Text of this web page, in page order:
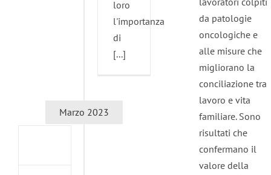
loro
l'importanza
di
[...]
Marzo 2023
da patologie
oncologiche e
alle misure che
migliorano la
conciliazione tra
lavoro e vita
familiare. Sono
risultati che
confermano il
valore della